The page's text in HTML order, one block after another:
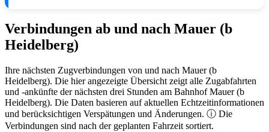
Verbindungen ab und nach Mauer (b
Heidelberg)
Ihre nächsten Zugverbindungen von und nach Mauer (b
Heidelberg). Die hier angezeigte Übersicht zeigt alle Zugabfahrten
und -ankünfte der nächsten drei Stunden am Bahnhof Mauer (b
Heidelberg). Die Daten basieren auf aktuellen Echtzeitinformationen
und berücksichtigen Verspätungen und Änderungen. ⓘ Die
Verbindungen sind nach der geplanten Fahrzeit sortiert.